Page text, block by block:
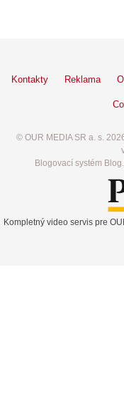
Kontakty Reklama
© OUR MEDIA SR a. s.
Blogovací systém
Kompletný video servis pre